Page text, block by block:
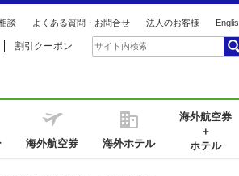
談 よくある質問・お問合せ 法人のお客様
割引クーポン
海外航空券 海外ホテル
海外航空券
＋
ホテル